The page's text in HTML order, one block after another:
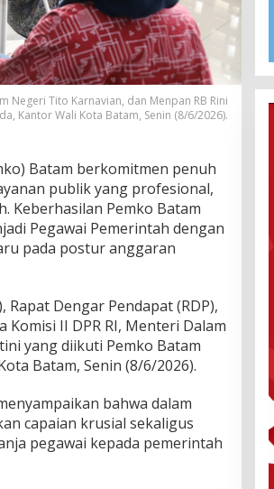
Negeri Tito Karnavian, dan Menpan RB Rini
Kantor Wali Kota Batam, Senin (8/6/2026).
Batam berkomitmen penuh
publik yang profesional,
Keberhasilan Pemko Batam
Pegawai Pemerintah dengan
pada postur anggaran
Dengar Pendapat (RDP),
Komisi II DPR RI, Menteri Dalam
yang diikuti Pemko Batam
Batam, Senin (8/6/2026).
bahwa dalam
capaian krusial sekaligus
pegawai kepada pemerintah